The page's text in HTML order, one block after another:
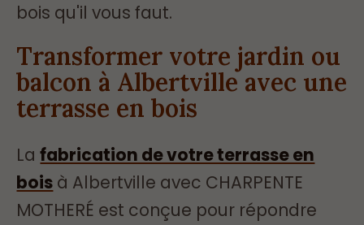
bois qu'il vous faut.
Transformer votre jardin ou
balcon à Albertville avec une
terrasse en bois
Lafabrication de votre terrasse en
bois à Albertville avec CHARPENTE
MOTHERÉ est conçue pour répondre